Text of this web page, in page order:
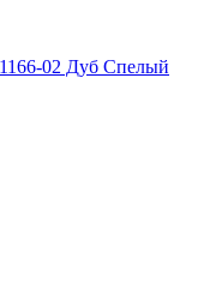
02 Дуб Спелый